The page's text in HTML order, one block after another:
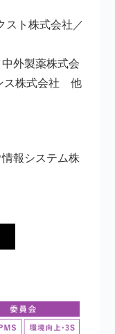
スト株式会社／
外製薬株式会
ス株式会社 他
報システム株